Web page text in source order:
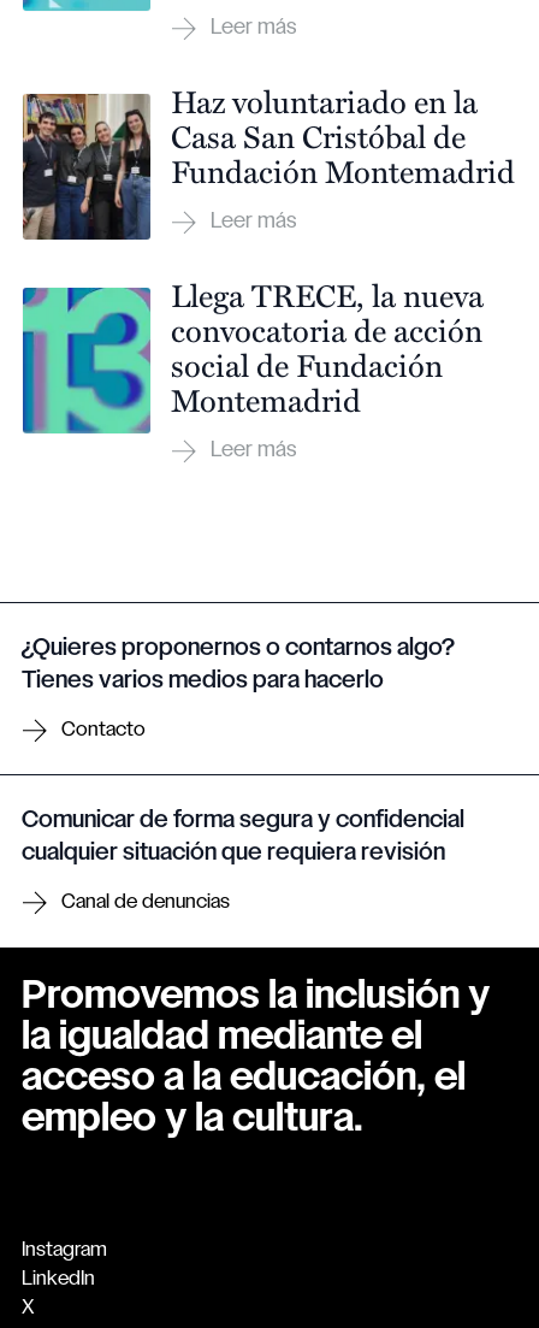
Haz voluntariado en la
Casa San Cristóbal de
Fundación Montemadrid
Llega TRECE, la nueva
convocatoria de acción
social de Fundación
Montemadrid
¿Quieres proponernos o contarnos algo?
Tienes varios medios para hacerlo
Contacto
Comunicar de forma segura y confidencial
cualquier situación que requiera revisión
Canal de denuncias
Promovemos la inclusión y
la igualdad mediante el
acceso a la educación, el
empleo y la cultura.
Instagram
LinkedIn
X